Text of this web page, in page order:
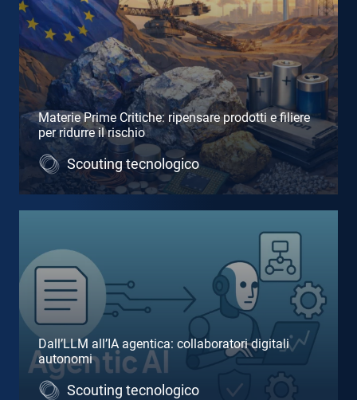
Materie Prime Critiche: ripensare prodotti e filiere
per ridurre il rischio
Scouting tecnologico
Dall’LLM all’IA agentica: collaboratori digitali
autonomi
Scouting tecnologico